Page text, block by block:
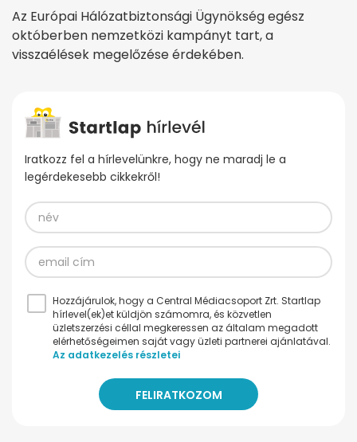
Az Európai Hálózatbiztonsági Ügynökség egész
októberben nemzetközi kampányt tart, a
visszaélések megelőzése érdekében.
Iratkozz fel a hírlevelünkre, hogy ne maradj le a
legérdekesebb cikkekről!
Hozzájárulok, hogy a Central Médiacsoport Zrt. Startlap
hírlevel(ek)et küldjön számomra, és közvetlen
üzletszerzési céllal megkeressen az általam megadott
elérhetőségeimen saját vagy üzleti partnerei ajánlatával.
Az adatkezelés részletei